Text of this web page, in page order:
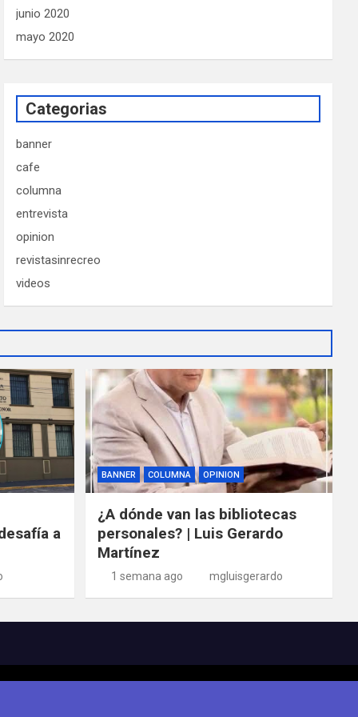
junio 2020
mayo 2020
Categorias
banner
cafe
columna
entrevista
opinion
revistasinrecreo
videos
a
BANNER COLUMNA OPINION
¿A dónde van las bibliotecas
personales? | Luis Gerardo
Martínez
1 semana ago mgluisgerardo